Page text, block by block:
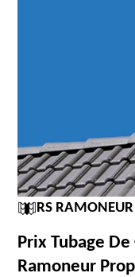
RS RAMONEUR
Prix Tubage
Ramoneur